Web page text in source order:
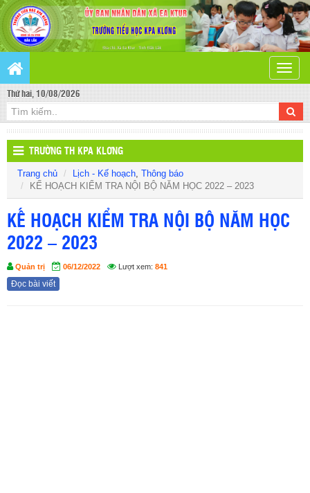
Toggle
Thứ hai, 10/08/2026
TRƯỜNG TH KPA KLƠNG
Trang chủ Lịch - Kế hoạch Thông báo
KẾ HOẠCH KIỂM TRA NỘI BỘ NĂM HỌC 2022 – 2023
KẾ HOẠCH KIỂM TRA NỘI BỘ NĂM HỌC
2022 – 2023
Quản trị 06/12/2022 Lượt xem: 841
Đọc bài viết